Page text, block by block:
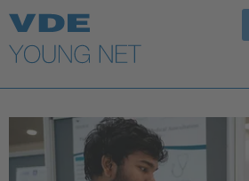
Top Themen
Fokusthemen
Energy